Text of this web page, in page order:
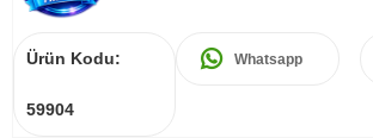
Ürün Kodu:
59904
Whatsapp